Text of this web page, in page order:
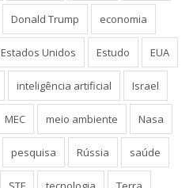
Donald Trump economia
Estados Unidos Estudo EUA
inteligência artificial Israel
MEC meio ambiente Nasa
pesquisa Rússia saúde